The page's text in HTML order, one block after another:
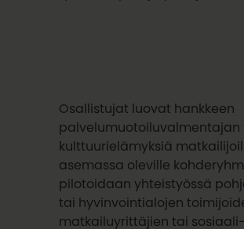
Osallistujat luovat hankkeen
kulttuurielämyksiä
asemassa oleville
pilotoidaan yhteistyössä
tai hyvinvointialojen
matkailuyrittäjien tai